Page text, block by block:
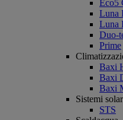
Eco5
Luna
Luna
Duo-
Prime
Baxi
Baxi
Baxi
Sistemi
STS